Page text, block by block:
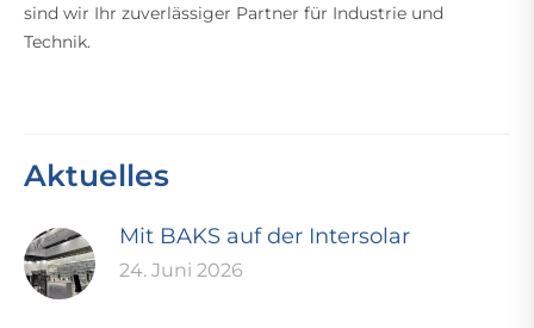
sind wir Ihr zuverlässiger Partner für Industrie und
Technik.
Aktuelles
Mit BAKS auf der Intersolar
24. Juni 2026